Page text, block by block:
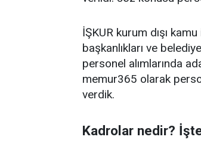
İŞKUR kurum dışı
başkanlıkları ve
personel alımlarında
memur365 olarak
verdik.
Kadrolar nedir?